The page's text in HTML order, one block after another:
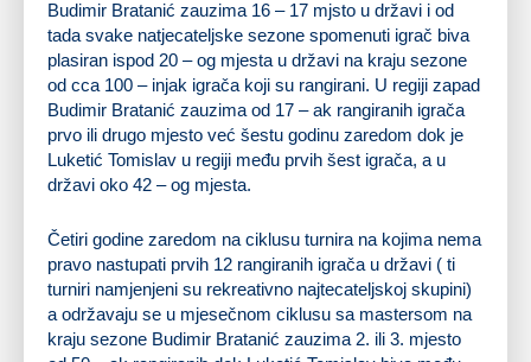
Budimir Bratanić zauzima 16 – 17 mjsto u državi i od
tada svake natjecateljske sezone spomenuti igrač biva
plasiran ispod 20 – og mjesta u državi na kraju sezone
od cca 100 – injak igrača koji su rangirani. U regiji zapad
Budimir Bratanić zauzima od 17 – ak rangiranih igrača
prvo ili drugo mjesto već šestu godinu zaredom dok je
Luketić Tomislav u regiji među prvih šest igrača, a u
državi oko 42 – og mjesta.
Četiri godine zaredom na ciklusu turnira na kojima nema
pravo nastupati prvih 12 rangiranih igrača u državi ( ti
turniri namjenjeni su rekreativno najtecateljskoj skupini)
a održavaju se u mjesečnom ciklusu sa mastersom na
kraju sezone Budimir Bratanić zauzima 2. ili 3. mjesto